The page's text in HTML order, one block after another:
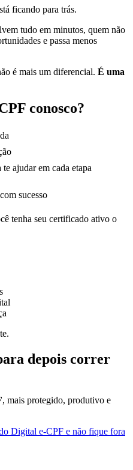
ficando para trás.
tudo em minutos, quem não
e passa menos
é mais um diferencial. É uma
conosco?
ajudar em cada etapa
sucesso
tenha seu certificado ativo o
depois correr
, mais protegido, produtivo e
Digital e-CPF e não fique fora